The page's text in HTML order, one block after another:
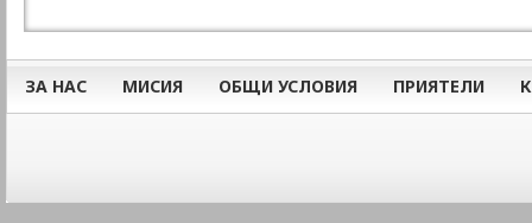
ЗА НАС МИСИЯ ОБЩИ УСЛОВИЯ ПРИЯТЕЛИ